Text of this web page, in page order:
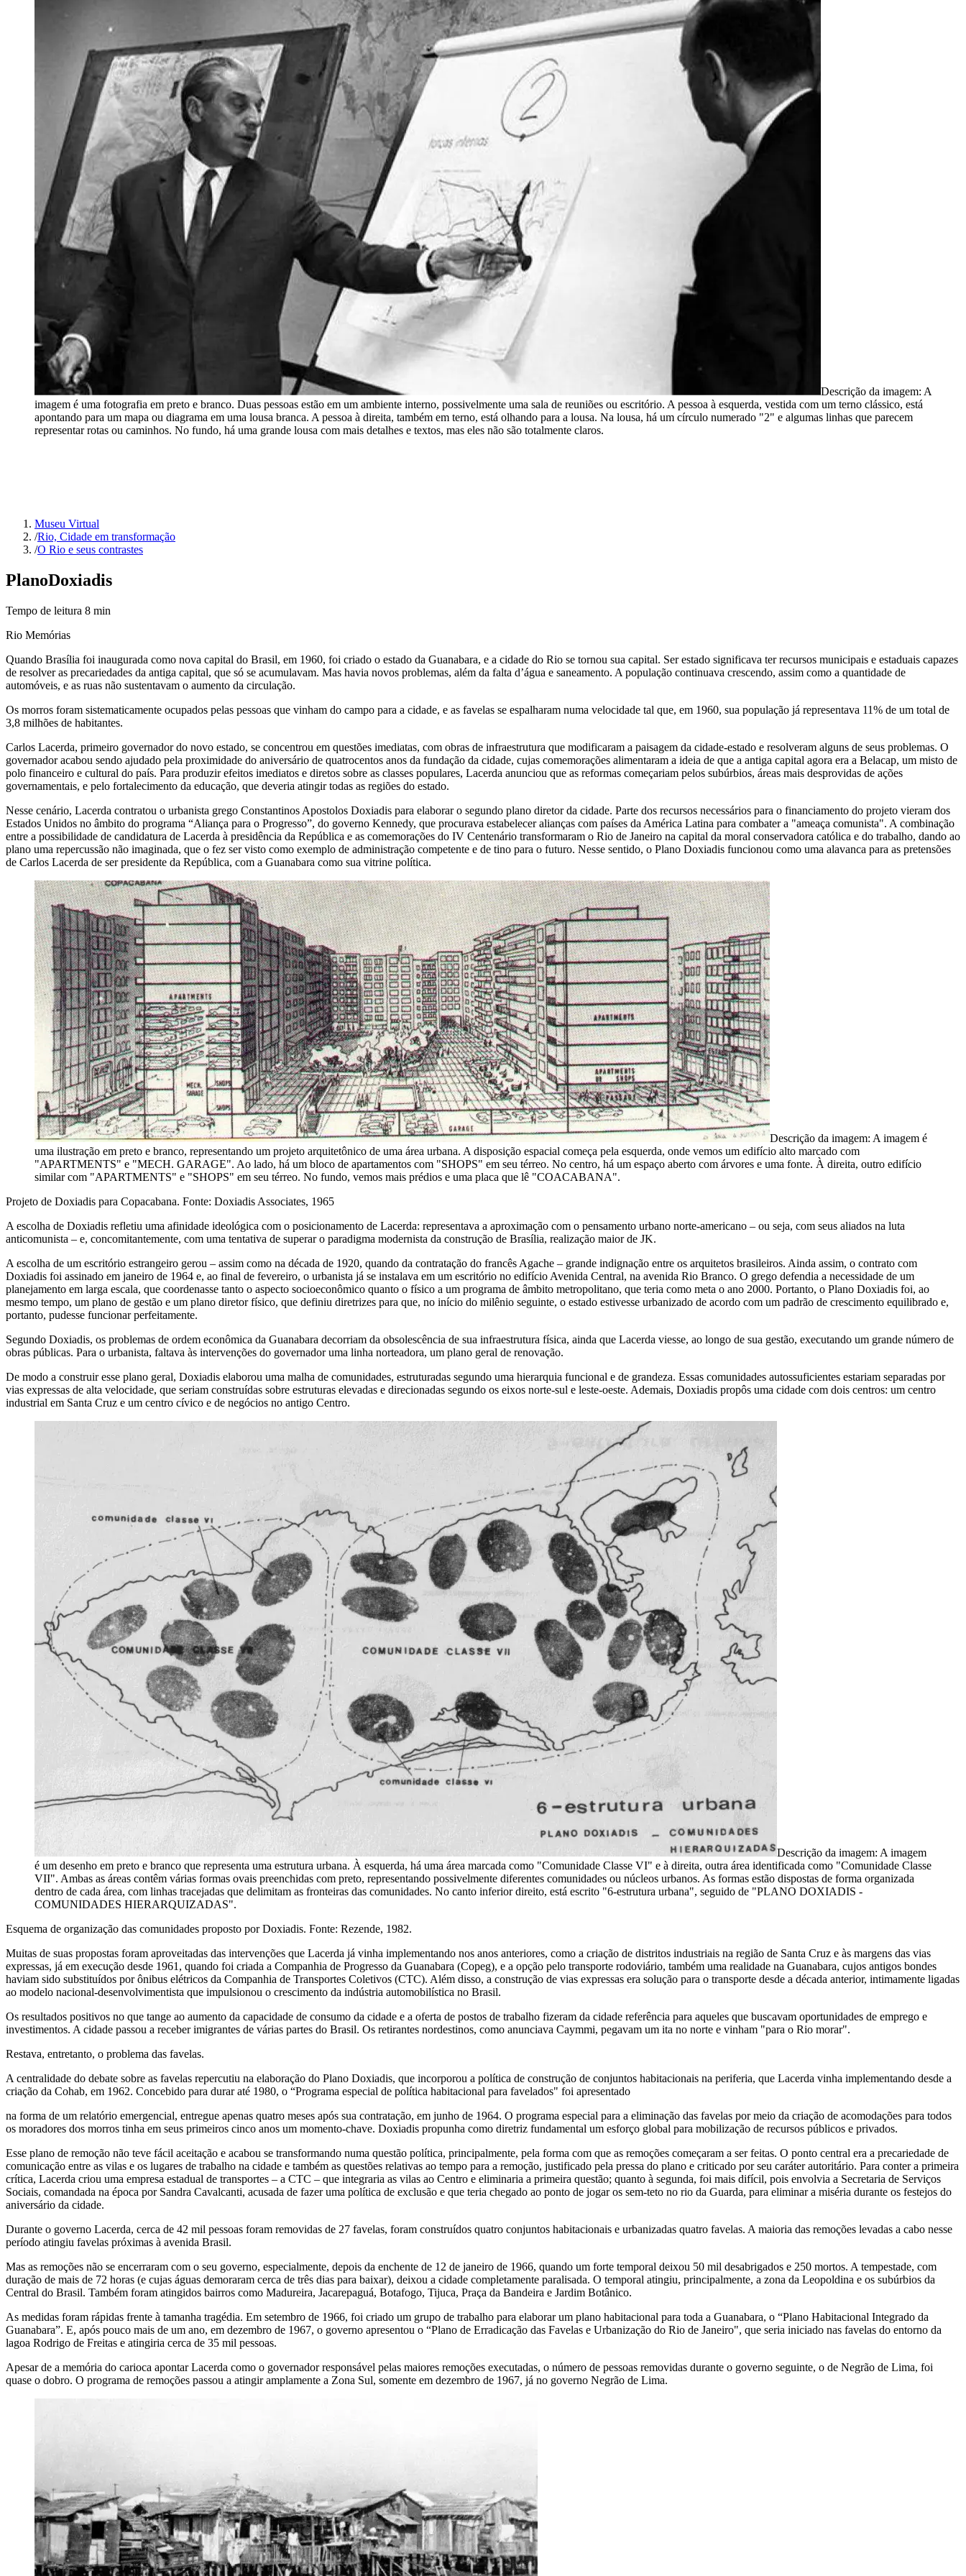
Descrição da imagem: A
imagem é uma fotografia em preto e branco. Duas pessoas estão em um ambiente interno, possivelmente uma sala de reuniões ou escritório. A pessoa à esquerda, vestida com um terno clássico, está
apontando para um mapa ou diagrama em uma lousa branca. A pessoa à direita, também em terno, está olhando para a lousa. Na lousa, há um círculo numerado "2" e algumas linhas que parecem
representar rotas ou caminhos. No fundo, há uma grande lousa com mais detalhes e textos, mas eles não são totalmente claros.
Museu Virtual
/Rio, Cidade em transformação
/O Rio e seus contrastes
PlanoDoxiadis
Tempo de leitura 8 min
Rio Memórias
Quando Brasília foi inaugurada como nova capital do Brasil, em 1960, foi criado o estado da Guanabara, e a cidade do Rio se tornou sua capital. Ser estado significava ter recursos municipais e estaduais capazes
de resolver as precariedades da antiga capital, que só se acumulavam. Mas havia novos problemas, além da falta d’água e saneamento. A população continuava crescendo, assim como a quantidade de
automóveis, e as ruas não sustentavam o aumento da circulação.
Os morros foram sistematicamente ocupados pelas pessoas que vinham do campo para a cidade, e as favelas se espalharam numa velocidade tal que, em 1960, sua população já representava 11% de um total de
3,8 milhões de habitantes.
Carlos Lacerda, primeiro governador do novo estado, se concentrou em questões imediatas, com obras de infraestrutura que modificaram a paisagem da cidade-estado e resolveram alguns de seus problemas. O
governador acabou sendo ajudado pela proximidade do aniversário de quatrocentos anos da fundação da cidade, cujas comemorações alimentaram a ideia de que a antiga capital agora era a Belacap, um misto de
polo financeiro e cultural do país. Para produzir efeitos imediatos e diretos sobre as classes populares, Lacerda anunciou que as reformas começariam pelos subúrbios, áreas mais desprovidas de ações
governamentais, e pelo fortalecimento da educação, que deveria atingir todas as regiões do estado.
Nesse cenário, Lacerda contratou o urbanista grego Constantinos Apostolos Doxiadis para elaborar o segundo plano diretor da cidade. Parte dos recursos necessários para o financiamento do projeto vieram dos
Estados Unidos no âmbito do programa “Aliança para o Progresso”, do governo Kennedy, que procurava estabelecer alianças com países da América Latina para combater a "ameaça comunista". A combinação
entre a possibilidade de candidatura de Lacerda à presidência da República e as comemorações do IV Centenário transformaram o Rio de Janeiro na capital da moral conservadora católica e do trabalho, dando ao
plano uma repercussão não imaginada, que o fez ser visto como exemplo de administração competente e de tino para o futuro. Nesse sentido, o Plano Doxiadis funcionou como uma alavanca para as pretensões
de Carlos Lacerda de ser presidente da República, com a Guanabara como sua vitrine política.
Descrição da imagem: A imagem é
uma ilustração em preto e branco, representando um projeto arquitetônico de uma área urbana. A disposição espacial começa pela esquerda, onde vemos um edifício alto marcado com
"APARTMENTS" e "MECH. GARAGE". Ao lado, há um bloco de apartamentos com "SHOPS" em seu térreo. No centro, há um espaço aberto com árvores e uma fonte. À direita, outro edifício
similar com "APARTMENTS" e "SHOPS" em seu térreo. No fundo, vemos mais prédios e uma placa que lê "COACABANA".
Projeto de Doxiadis para Copacabana. Fonte: Doxiadis Associates, 1965
A escolha de Doxiadis refletiu uma afinidade ideológica com o posicionamento de Lacerda: representava a aproximação com o pensamento urbano norte-americano – ou seja, com seus aliados na luta
anticomunista – e, concomitantemente, com uma tentativa de superar o paradigma modernista da construção de Brasília, realização maior de JK.
A escolha de um escritório estrangeiro gerou – assim como na década de 1920, quando da contratação do francês Agache – grande indignação entre os arquitetos brasileiros. Ainda assim, o contrato com
Doxiadis foi assinado em janeiro de 1964 e, ao final de fevereiro, o urbanista já se instalava em um escritório no edifício Avenida Central, na avenida Rio Branco. O grego defendia a necessidade de um
planejamento em larga escala, que coordenasse tanto o aspecto socioeconômico quanto o físico a um programa de âmbito metropolitano, que teria como meta o ano 2000. Portanto, o Plano Doxiadis foi, ao
mesmo tempo, um plano de gestão e um plano diretor físico, que definiu diretrizes para que, no início do milênio seguinte, o estado estivesse urbanizado de acordo com um padrão de crescimento equilibrado e,
portanto, pudesse funcionar perfeitamente.
Segundo Doxiadis, os problemas de ordem econômica da Guanabara decorriam da obsolescência de sua infraestrutura física, ainda que Lacerda viesse, ao longo de sua gestão, executando um grande número de
obras públicas. Para o urbanista, faltava às intervenções do governador uma linha norteadora, um plano geral de renovação.
De modo a construir esse plano geral, Doxiadis elaborou uma malha de comunidades, estruturadas segundo uma hierarquia funcional e de grandeza. Essas comunidades autossuficientes estariam separadas por
vias expressas de alta velocidade, que seriam construídas sobre estruturas elevadas e direcionadas segundo os eixos norte-sul e leste-oeste. Ademais, Doxiadis propôs uma cidade com dois centros: um centro
industrial em Santa Cruz e um centro cívico e de negócios no antigo Centro.
Descrição da imagem: A imagem
é um desenho em preto e branco que representa uma estrutura urbana. À esquerda, há uma área marcada como "Comunidade Classe VI" e à direita, outra área identificada como "Comunidade Classe
VII". Ambas as áreas contêm várias formas ovais preenchidas com preto, representando possivelmente diferentes comunidades ou núcleos urbanos. As formas estão dispostas de forma organizada
dentro de cada área, com linhas tracejadas que delimitam as fronteiras das comunidades. No canto inferior direito, está escrito "6-estrutura urbana", seguido de "PLANO DOXIADIS -
COMUNIDADES HIERARQUIZADAS".
Esquema de organização das comunidades proposto por Doxiadis. Fonte: Rezende, 1982.
Muitas de suas propostas foram aproveitadas das intervenções que Lacerda já vinha implementando nos anos anteriores, como a criação de distritos industriais na região de Santa Cruz e às margens das vias
expressas, já em execução desde 1961, quando foi criada a Companhia de Progresso da Guanabara (Copeg), e a opção pelo transporte rodoviário, também uma realidade na Guanabara, cujos antigos bondes
haviam sido substituídos por ônibus elétricos da Companhia de Transportes Coletivos (CTC). Além disso, a construção de vias expressas era solução para o transporte desde a década anterior, intimamente ligadas
ao modelo nacional-desenvolvimentista que impulsionou o crescimento da indústria automobilística no Brasil.
Os resultados positivos no que tange ao aumento da capacidade de consumo da cidade e a oferta de postos de trabalho fizeram da cidade referência para aqueles que buscavam oportunidades de emprego e
investimentos. A cidade passou a receber imigrantes de várias partes do Brasil. Os retirantes nordestinos, como anunciava Caymmi, pegavam um ita no norte e vinham "para o Rio morar".
Restava, entretanto, o problema das favelas.
A centralidade do debate sobre as favelas repercutiu na elaboração do Plano Doxiadis, que incorporou a política de construção de conjuntos habitacionais na periferia, que Lacerda vinha implementando desde a
criação da Cohab, em 1962. Concebido para durar até 1980, o “Programa especial de política habitacional para favelados" foi apresentado
na forma de um relatório emergencial, entregue apenas quatro meses após sua contratação, em junho de 1964. O programa especial para a eliminação das favelas por meio da criação de acomodações para todos
os moradores dos morros tinha em seus primeiros cinco anos um momento-chave. Doxiadis propunha como diretriz fundamental um esforço global para mobilização de recursos públicos e privados.
Esse plano de remoção não teve fácil aceitação e acabou se transformando numa questão política, principalmente, pela forma com que as remoções começaram a ser feitas. O ponto central era a precariedade de
comunicação entre as vilas e os lugares de trabalho na cidade e também as questões relativas ao tempo para a remoção, justificado pela pressa do plano e criticado por seu caráter autoritário. Para conter a primeira
crítica, Lacerda criou uma empresa estadual de transportes – a CTC – que integraria as vilas ao Centro e eliminaria a primeira questão; quanto à segunda, foi mais difícil, pois envolvia a Secretaria de Serviços
Sociais, comandada na época por Sandra Cavalcanti, acusada de fazer uma política de exclusão e que teria chegado ao ponto de jogar os sem-teto no rio da Guarda, para eliminar a miséria durante os festejos do
aniversário da cidade.
Durante o governo Lacerda, cerca de 42 mil pessoas foram removidas de 27 favelas, foram construídos quatro conjuntos habitacionais e urbanizadas quatro favelas. A maioria das remoções levadas a cabo nesse
período atingiu favelas próximas à avenida Brasil.
Mas as remoções não se encerraram com o seu governo, especialmente, depois da enchente de 12 de janeiro de 1966, quando um forte temporal deixou 50 mil desabrigados e 250 mortos. A tempestade, com
duração de mais de 72 horas (e cujas águas demoraram cerca de três dias para baixar), deixou a cidade completamente paralisada. O temporal atingiu, principalmente, a zona da Leopoldina e os subúrbios da
Central do Brasil. Também foram atingidos bairros como Madureira, Jacarepaguá, Botafogo, Tijuca, Praça da Bandeira e Jardim Botânico.
As medidas foram rápidas frente à tamanha tragédia. Em setembro de 1966, foi criado um grupo de trabalho para elaborar um plano habitacional para toda a Guanabara, o “Plano Habitacional Integrado da
Guanabara”. E, após pouco mais de um ano, em dezembro de 1967, o governo apresentou o “Plano de Erradicação das Favelas e Urbanização do Rio de Janeiro", que seria iniciado nas favelas do entorno da
lagoa Rodrigo de Freitas e atingiria cerca de 35 mil pessoas.
Apesar de a memória do carioca apontar Lacerda como o governador responsável pelas maiores remoções executadas, o número de pessoas removidas durante o governo seguinte, o de Negrão de Lima, foi
quase o dobro. O programa de remoções passou a atingir amplamente a Zona Sul, somente em dezembro de 1967, já no governo Negrão de Lima.